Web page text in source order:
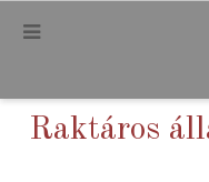
.
Raktáros